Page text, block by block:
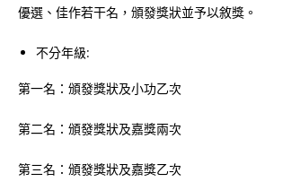
優選、佳作若干名，頒發獎狀並予以敘獎。
不分年級:
第一名：頒發獎狀及小功乙次
第二名：頒發獎狀及嘉獎兩次
第三名：頒發獎狀及嘉獎乙次